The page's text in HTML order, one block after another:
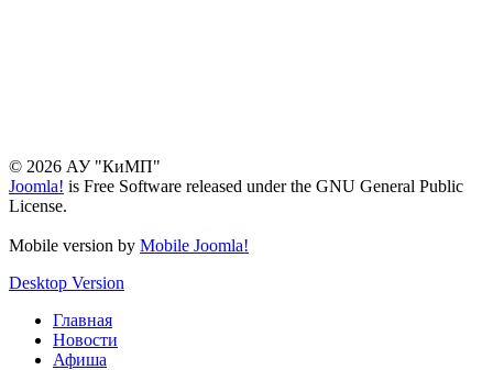
© 2026 АУ "КиМП"
Joomla! is Free Software released under the GNU General Public
License.
Mobile version by Mobile Joomla!
Desktop Version
Главная
Новости
Афиша